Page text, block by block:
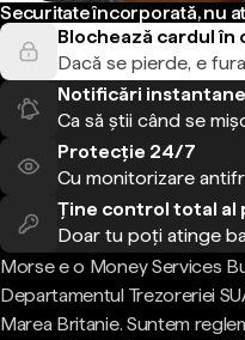
Securitate încorporată, nu
Blochează cardul în
Dacă se pierde, e
Notificări
Ca să știi când se
Protecție 24/7
Cu monitorizare
Ține control total al
Doar tu poți atinge
Morse e o Money Services
Departamentul Trezoreriei
Marea Britanie. Suntem